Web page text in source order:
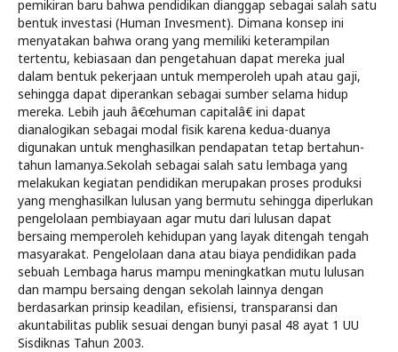
pemikiran baru bahwa pendidikan dianggap sebagai salah satu
bentuk investasi (Human Invesment). Dimana konsep ini
menyatakan bahwa orang yang memiliki keterampilan
tertentu, kebiasaan dan pengetahuan dapat mereka jual
dalam bentuk pekerjaan untuk memperoleh upah atau gaji,
sehingga dapat diperankan sebagai sumber selama hidup
mereka. Lebih jauh â€œhuman capitalâ€ ini dapat
dianalogikan sebagai modal fisik karena kedua-duanya
digunakan untuk menghasilkan pendapatan tetap bertahun-
tahun lamanya.Sekolah sebagai salah satu lembaga yang
melakukan kegiatan pendidikan merupakan proses produksi
yang menghasilkan lulusan yang bermutu sehingga diperlukan
pengelolaan pembiayaan agar mutu dari lulusan dapat
bersaing memperoleh kehidupan yang layak ditengah tengah
masyarakat. Pengelolaan dana atau biaya pendidikan pada
sebuah Lembaga harus mampu meningkatkan mutu lulusan
dan mampu bersaing dengan sekolah lainnya dengan
berdasarkan prinsip keadilan, efisiensi, transparansi dan
akuntabilitas publik sesuai dengan bunyi pasal 48 ayat 1 UU
Sisdiknas Tahun 2003.